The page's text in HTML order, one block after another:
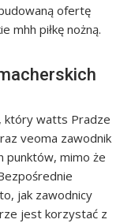
ofertę
mhh piłkę nożną.
który watts Pradze
veoma zawodnik
punktów, mimo że
jak zawodnicy
jest korzystać z